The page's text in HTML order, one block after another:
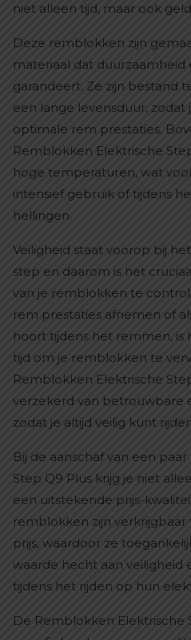
niet alleen tijd, maar ook
Deze remblokken zijn
materiaal dat
garandeert. Ze zijn bestand
een lange levensduur,
optimale rem prestaties.
Remblokken Elektrische
hoge temperaturen, wat
intensief gebruik of tijdens
hellingen.
Veiligheid staat voorop bij
step en daarom is het
van je remblokken te
rem prestaties afnemen of
hoort tijdens het remmen, is
tijd om je remblokken te
Remblokken Elektrische
verzekerd van betrouwbare
zodat je altijd veilig kunt
Bij de aanschaf van een
Step Q9 Plus krijg je niet
een uitstekende prijs-
remblokken zijn
prijs, waardoor ze
waarde hecht aan veiligheid
tijdens het rijden op hun
De Remblokken Elektrische